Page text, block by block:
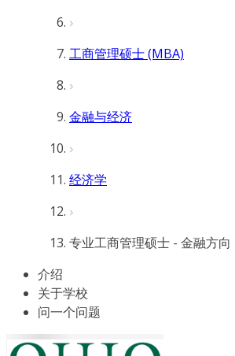
工商管理硕士 (MBA)
金融与经济
经济学
专业工商管理硕士 - 金融方向
介绍
关于学校
问一个问题